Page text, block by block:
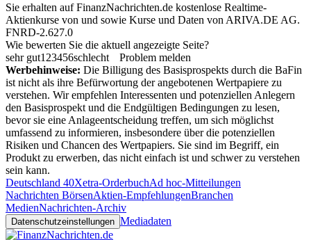
Sie erhalten auf FinanzNachrichten.de kostenlose Realtime-
Aktienkurse von und sowie Kurse und Daten von ARIVA.DE AG.
FNRD-2.627.0
Wie bewerten Sie die aktuell angezeigte Seite?
sehr gut1 23456schlecht
Problem melden
Werbehinweise: Die Billigung des Basisprospekts durch die BaFin
ist nicht als ihre Befürwortung der angebotenen Wertpapiere zu
verstehen. Wir empfehlen Interessenten und potenziellen Anlegern
den Basisprospekt und die Endgültigen Bedingungen zu lesen,
bevor sie eine Anlageentscheidung treffen, um sich möglichst
umfassend zu informieren, insbesondere über die potenziellen
Risiken und Chancen des Wertpapiers. Sie sind im Begriff, ein
Produkt zu erwerben, das nicht einfach ist und schwer zu verstehen
sein kann.
Deutschland 40Xetra-OrderbuchAd hoc-Mitteilungen
Nachrichten BörsenAktien-EmpfehlungenBranchen
MedienNachrichten-Archiv
Datenschutzeinstellungen Mediadaten